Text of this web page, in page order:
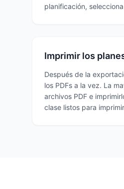
planificación,
Imprimir los
Después de la
los PDFs a la vez. La
archivos PDF e
clase listos para